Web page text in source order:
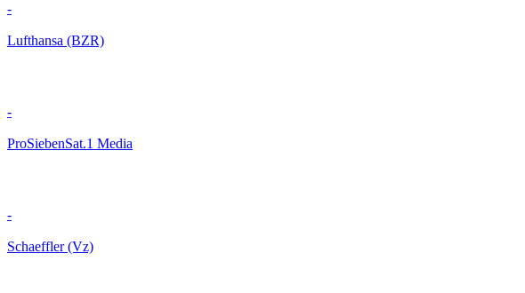
-
Lufthansa (BZR)
-
ProSiebenSat.1 Media
-
Schaeffler (Vz)